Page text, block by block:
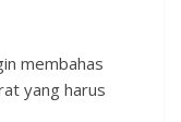
membahas
yang harus